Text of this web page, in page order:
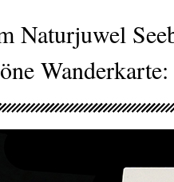
Naturjuwel